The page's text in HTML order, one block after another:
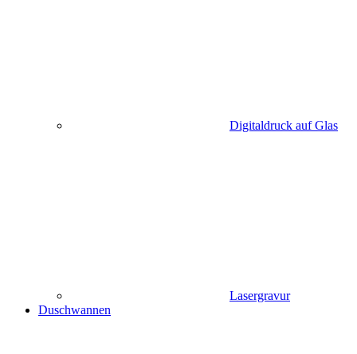
Digitaldruck auf Glas
Lasergravur
Duschwannen